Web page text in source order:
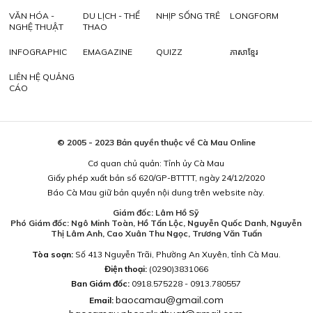
VĂN HÓA -
NGHỆ THUẬT
DU LỊCH - THỂ
THAO
NHỊP SỐNG TRẺ LONGFORM
INFOGRAPHIC EMAGAZINE QUIZZ ភាសាខ្មែរ
LIÊN HỆ QUẢNG
CÁO
© 2005 - 2023 Bản quyền thuộc về Cà Mau Online
Cơ quan chủ quản: Tỉnh ủy Cà Mau
Giấy phép xuất bản số 620/GP-BTTTT, ngày 24/12/2020
Báo Cà Mau giữ bản quyền nội dung trên website này.
Giám đốc: Lâm Hồ Sỹ
Phó Giám đốc: Ngô Minh Toàn, Hồ Tấn Lộc, Nguyễn Quốc Danh, Nguyễn
Thị Lâm Anh, Cao Xuân Thu Ngọc, Trương Văn Tuấn
Tòa soạn:Số 413 Nguyễn Trãi, Phường An Xuyên, tỉnh Cà Mau.
Điện thoại: (0290)3831066
Ban Giám đốc: 0918.575228 - 0913.780557
Email: baocamau@gmail.com